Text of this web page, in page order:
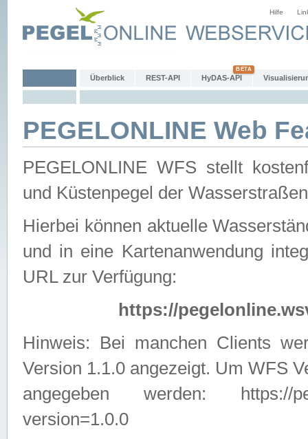
Hilfe
Überblick REST-API HyDAS-API
PEGELONLINE Web
PEGELONLINE WFS stellt
und Küstenpegel der
Hierbei können aktuelle
und in eine Kartenanwendung
URL zur Verfügung:
https://
Hinweis: Bei manchen Clients
Version 1.1.0 angezeigt. Um WFS
angegeben werden: https://
version=1.0.0